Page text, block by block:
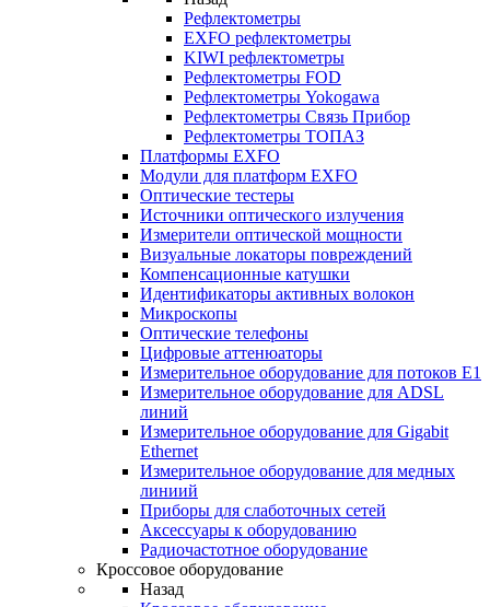
Рефлектометры
EXFO рефлектометры
KIWI рефлектометры
Рефлектометры FOD
Рефлектометры Yokogawa
Рефлектометры Связь Прибор
Рефлектометры ТОПАЗ
Платформы EXFO
Модули для платформ EXFO
Оптические тестеры
Источники оптического излучения
Измерители оптической мощности
Визуальные локаторы повреждений
Компенсационные катушки
Идентификаторы активных волокон
Микроскопы
Оптические телефоны
Цифровые аттенюаторы
Измерительное оборудование для потоков Е1
Измерительное оборудование для ADSL
линий
Измерительное оборудование для Gigabit
Ethernet
Измерительное оборудование для медных
линиий
Приборы для слаботочных сетей
Аксессуары к оборудованию
Радиочастотное оборудование
Кроссовое оборудование
Назад